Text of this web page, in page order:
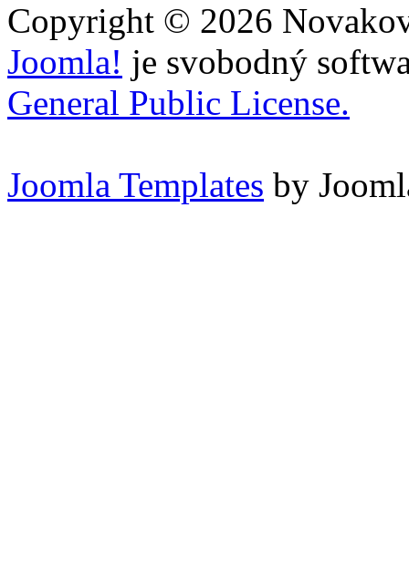
Copyright © 2026
Joomla! je svobodný
General Public License.
Joomla Templates by